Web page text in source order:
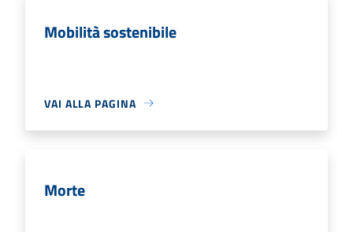
Mobilità sostenibile
VAI ALLA PAGINA
Morte